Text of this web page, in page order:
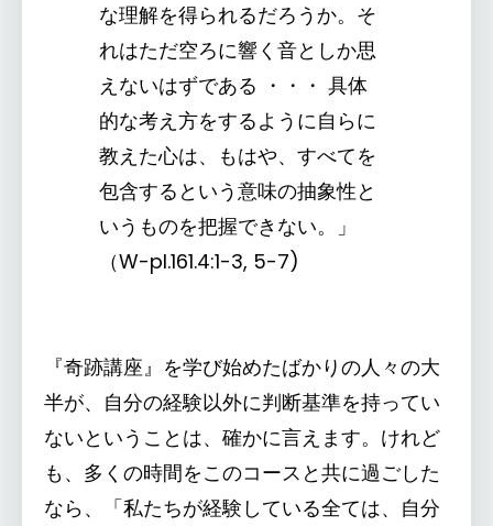
な理解を得られるだろうか。そ
れはただ空ろに響く音としか思
えないはずである ・・・ 具体
的な考え方をするように自らに
教えた心は、もはや、すべてを
包含するという意味の抽象性と
いうものを把握できない。」
（W-pI.161.4:1-3, 5-7)
『奇跡講座』を学び始めたばかりの人々の大
半が、自分の経験以外に判断基準を持ってい
ないということは、確かに言えます。けれど
も、多くの時間をこのコースと共に過ごした
なら、「私たちが経験している全ては、自分